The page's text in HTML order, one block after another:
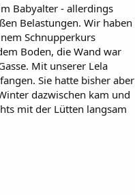
Babyalter - allerdings
Belastungen. Wir haben
Schnupperkurs
Boden, die Wand war
Mit unserer Lela
Sie hatte bisher aber
dazwischen kam und
mit der Lütten langsam